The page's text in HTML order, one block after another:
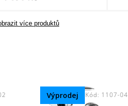
více produktů
Výprodej Kód: 1107-04